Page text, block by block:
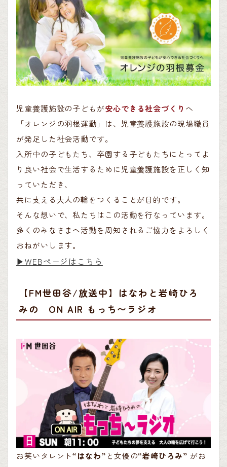
児童養護施設の子どもが安心できる社会づくり へ
「オレンジの羽根運動」は、児童養護施設の現場職員
が発足した社会活動です。
入所中の子どもたち、卒園する子どもたちにとってよ
り良い社会で生活するために児童養護施設を正しく知
っていただき、
共に支える大人の輪をつくることが目的です。
そんな想いで、私たちはこの活動を行なっています。
多くのみなさまへ活動を周知されるご協力をよろしく
おねがいします。
▶︎WEBページはこちら
【FM世田谷/放送中】はなわと岩崎ひろ
みの ON AIR もっち〜ラジオ
お笑いタレント“はなわ” と女優の“岩崎ひろみ” がお